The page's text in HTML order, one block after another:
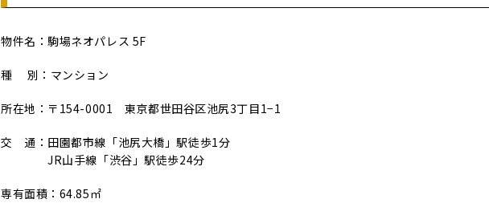
物件名：駒場ネオパレス 5F
種 別：マンション
所在地：〒154-0001 東京都世田谷区池尻3丁目1−1
交 通：田園都市線「池尻大橋」駅徒歩1分
JR山手線「渋谷」駅徒歩24分
専有面積：64.85㎡